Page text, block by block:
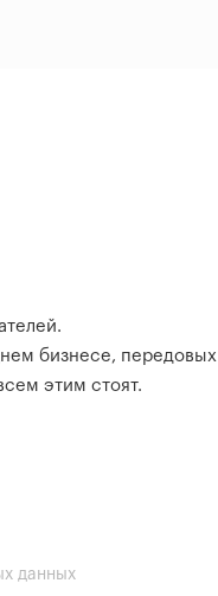
бизнесе, передовых
этим стоят.
данных